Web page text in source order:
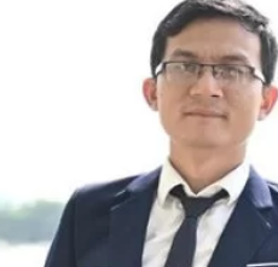
(Trực Quan Hóa Dữ Liệu)
(Quản Trị Dữ Liệu)
Lập Trình (Full Stack)
Lập Trình Website (Full Stack)
Lập Trình Mobile (Full Stack)
Cụ AI Ứng Dụng Giảng Dạy
Trẻ Em